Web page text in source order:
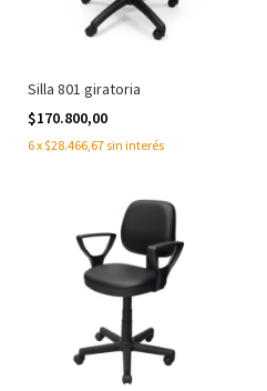
Silla 801 giratoria
$170.800,00
6x$28.466,67 sin interés